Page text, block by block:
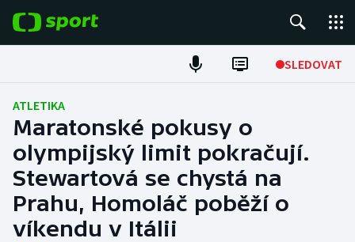
SLEDOVAT
Fotbal
Hokej
Tenis
Atletika
ATLETIKA
Maratonské pokusy o
olympijský limit pokračují.
Stewartová se chystá na
Prahu, Homoláč poběží o
víkendu v Itálii